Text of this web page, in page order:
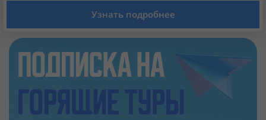
Кабинет туриста
Язык: Русский Қазақша
Узнать подробнее